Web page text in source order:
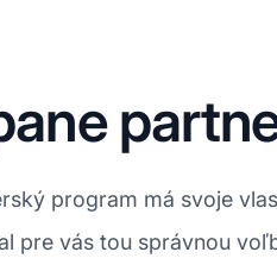
program má svoje
pre vás tou správnou